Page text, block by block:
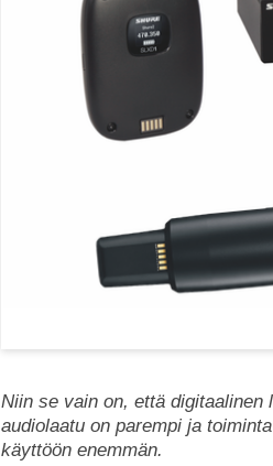
Niin se vain on, että digitaalinen
audiolaatu on parempi ja
käyttöön enemmän.